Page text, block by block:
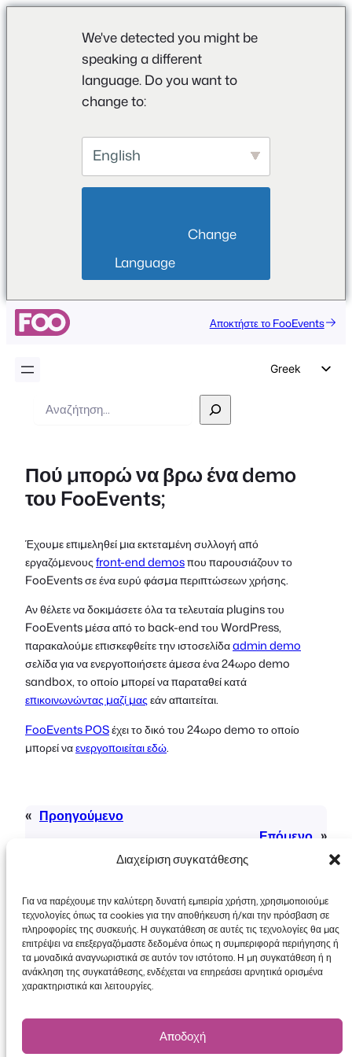
Διαχείριση συγκατάθεσης
Για να παρέχουμε την καλύτερη δυνατή εμπειρία χρήστη, χρησιμοποιούμε
τεχνολογίες όπως τα cookies για την αποθήκευση ή/και την πρόσβαση σε
πληροφορίες της συσκευής. Η συγκατάθεση σε αυτές τις τεχνολογίες θα μας
επιτρέψει να επεξεργαζόμαστε δεδομένα όπως η συμπεριφορά περιήγησης ή
τα μοναδικά αναγνωριστικά σε αυτόν τον ιστότοπο. Η μη συγκατάθεση ή η
ανάκληση της συγκατάθεσης, ενδέχεται να επηρεάσει αρνητικά ορισμένα
χαρακτηριστικά και λειτουργίες.
Αποδοχή
We've detected you might be
speaking a different
language. Do you want to
change to:
English
Language
Αποκτήστε το FooEvents
Greek
Spanish
Polish
Αναζήτηση
Πού μπορώ να βρω ένα demo
του FooEvents;
Έχουμε επιμεληθεί μια εκτεταμένη συλλογή από
εργαζόμενουςfront-end demosπου παρουσιάζουν το
FooEvents σε ένα ευρύ φάσμα περιπτώσεων χρήσης.
Αν θέλετε να δοκιμάσετε όλα τα τελευταία plugins του
FooEvents μέσα από το back-end του WordPress,
παρακαλούμε επισκεφθείτε την ιστοσελίδαadmin demo
σελίδα για να ενεργοποιήσετε άμεσα ένα 24ωρο demo
sandbox, το οποίο μπορεί να παραταθεί κατά
επικοινωνώντας μαζί μαςεάν απαιτείται.
FooEvents POSέχει το δικό του 24ωρο demo το οποίο
μπορεί ναενεργοποιείται εδώ.
« Προηγούμενο
Επόμενο »
Πνευματικά δικαιώματα © 2026 FooEvents. Όλα
τα δικαιώματα διατηρούνται.